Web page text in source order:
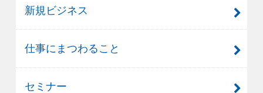
新規ビジネス
仕事にまつわること
セミナー